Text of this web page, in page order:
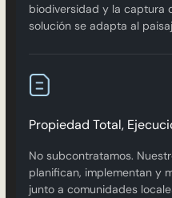
biodiversidad y la captura
solución se adapta al
Propiedad Total,
No subcontratamos.
planifican, implementan y
junto a comunidades